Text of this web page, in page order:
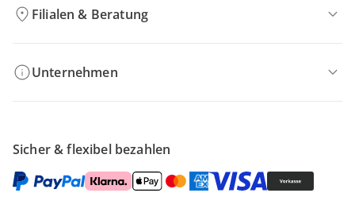
Filialen & Beratung
Unternehmen
Sicher & flexibel bezahlen